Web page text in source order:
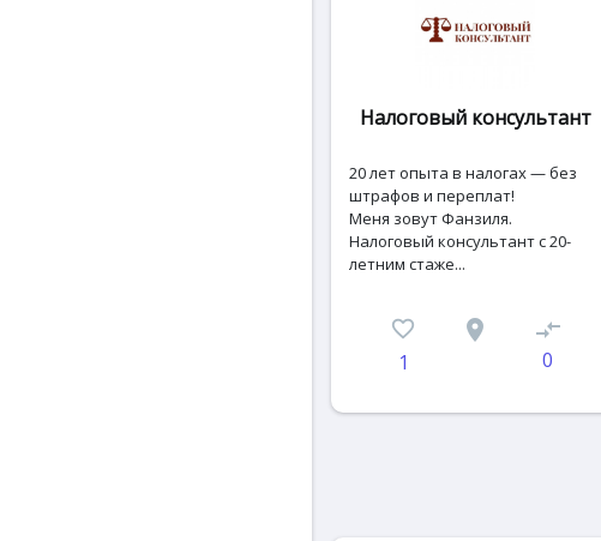
Налоговый консультант
20 лет опыта в налогах — без
штрафов и переплат!
Меня зовут Фанзиля.
Налоговый консультант с 20-
летним стаже...
favorite_border
1
place compare_arrows
0